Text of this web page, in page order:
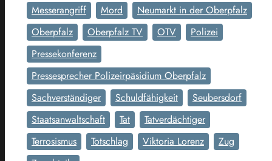
Messerangriff
Mord
Neumarkt in der Oberpfalz
Oberpfalz
Oberpfalz TV OTV
Polizei
Pressekonferenz
Pressesprecher Polizeirpäsidium Oberpfalz
Sachverständiger
Schuldfähigkeit
Seubersdorf
Staatsanwaltschaft
Tat
Tatverdächtiger
Terrosismus
Totschlag Viktoria Lorenz
Zug